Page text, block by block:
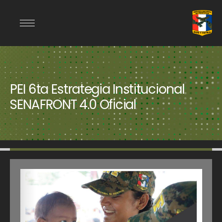
PEI 6ta Estrategia Institucional
SENAFRONT 4.0 Oficial